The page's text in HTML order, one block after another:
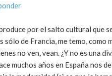
por el salto cultural que
de Francia, me temo, como
no ven, vean. ¿Y no es una
muchos años en España nos